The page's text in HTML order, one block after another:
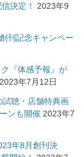
決定！
2023年9
刊記念キャンペー
『体感予報』が
2023年7月12日
試聴・店舗特典画
ンも開催 2023年7
年8月創刊決